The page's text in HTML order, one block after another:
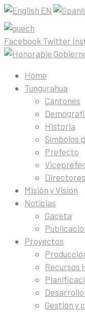
EN
Facebook Twitter
Home
Tungurahua
Cantones
Historia
Símbolos
Prefecto
Directores
Misión y Visión
Noticias
Gaceta
Proyectos
Recursos
Gestión y